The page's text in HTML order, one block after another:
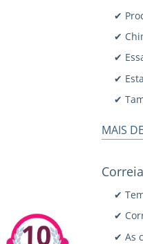
✔
✔
✔
✔
✔
MAIS
✔
✔
✔ As